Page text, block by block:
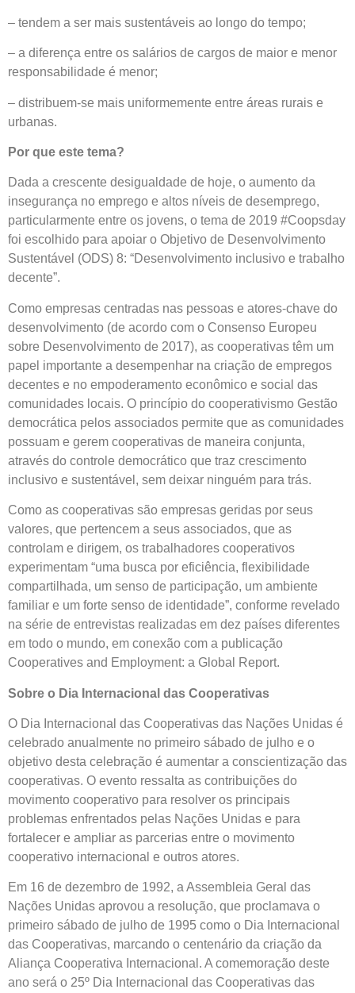
– tendem a ser mais sustentáveis ​​ao longo do tempo;
– a diferença entre os salários de cargos de maior e menor
responsabilidade é menor;
– distribuem-se mais uniformemente entre áreas rurais e
urbanas.
Por que este tema?
Dada a crescente desigualdade de hoje, o aumento da
insegurança no emprego e altos níveis de desemprego,
particularmente entre os jovens, o tema de 2019 #Coopsday
foi escolhido para apoiar o Objetivo de Desenvolvimento
Sustentável (ODS) 8: “Desenvolvimento inclusivo e trabalho
decente”.
Como empresas centradas nas pessoas e atores-chave do
desenvolvimento (de acordo com o Consenso Europeu
sobre Desenvolvimento de 2017), as cooperativas têm um
papel importante a desempenhar na criação de empregos
decentes e no empoderamento econômico e social das
comunidades locais. O princípio do cooperativismo Gestão
democrática pelos associados permite que as comunidades
possuam e gerem cooperativas de maneira conjunta,
através do controle democrático que traz crescimento
inclusivo e sustentável, sem deixar ninguém para trás.
Como as cooperativas são empresas geridas por seus
valores, que pertencem a seus associados, que as
controlam e dirigem, os trabalhadores cooperativos
experimentam “uma busca por eficiência, flexibilidade
compartilhada, um senso de participação, um ambiente
familiar e um forte senso de identidade”, conforme revelado
na série de entrevistas realizadas em dez países diferentes
em todo o mundo, em conexão com a publicação
Cooperatives and Employment: a Global Report.
Sobre o Dia Internacional das Cooperativas
O Dia Internacional das Cooperativas das Nações Unidas é
celebrado anualmente no primeiro sábado de julho e o
objetivo desta celebração é aumentar a conscientização das
cooperativas. O evento ressalta as contribuições do
movimento cooperativo para resolver os principais
problemas enfrentados pelas Nações Unidas e para
fortalecer e ampliar as parcerias entre o movimento
cooperativo internacional e outros atores.
Em 16 de dezembro de 1992, a Assembleia Geral das
Nações Unidas aprovou a resolução, que proclamava o
primeiro sábado de julho de 1995 como o Dia Internacional
das Cooperativas, marcando o centenário da criação da
Aliança Cooperativa Internacional. A comemoração deste
ano será o 25º Dia Internacional das Cooperativas das